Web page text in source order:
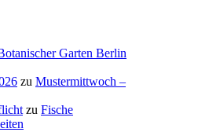
Garten Berlin
zu Mustermittwoch –
zu Fische